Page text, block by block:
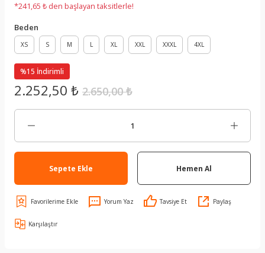
*241,65 ₺ den başlayan taksitlerle!
Beden
XS S M L XL XXL XXXL 4XL
%15 İndirimli
2.252,50 ₺ 2.650,00 ₺
Sepete Ekle Hemen Al
Yorum Yaz Tavsiye Et Paylaş
Karşılaştır